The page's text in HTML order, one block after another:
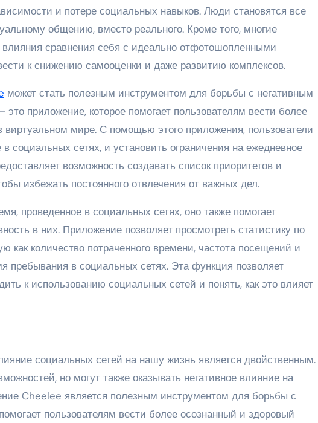
и потере социальных навыков. Люди становятся все
общению, вместо реального. Кроме того, многие
влияния сравнения себя с идеально отфотошопленными
к снижению самооценки и даже развитию комплексов.
может стать полезным инструментом для борьбы с негативным
приложение, которое помогает пользователям вести более
мире. С помощью этого приложения, пользователи
социальных сетях, и установить ограничения на ежедневное
возможность создавать список приоритетов и
избежать постоянного отвлечения от важных дел.
проведенное в социальных сетях, оно также помогает
в них. Приложение позволяет просмотреть статистику по
как количество потраченного времени, частота посещений и
пребывания в социальных сетях. Эта функция позволяет
к использованию социальных сетей и понять, как это влияет
социальных сетей на нашу жизнь является двойственным.
но могут также оказывать негативное влияние на
Cheelee является полезным инструментом для борьбы с
пользователям вести более осознанный и здоровый